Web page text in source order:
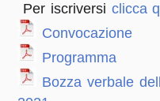
Per iscriversi clicca
Convocazione
Programma
Bozza verbale